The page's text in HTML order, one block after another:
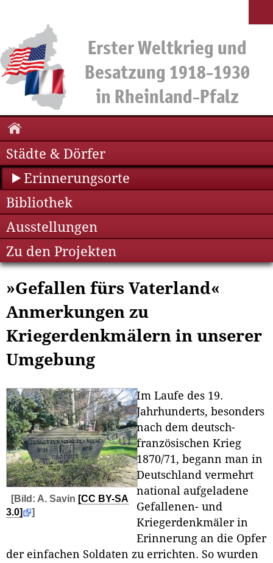
Städte & Dörfer
Erinnerungsorte
Bibliothek
Ausstellungen
Zu den Projekten
»Gefallen fürs Vaterland«
Anmerkungen zu
Kriegerdenkmälern in unserer
Umgebung
[Bild: A. Savin [CC BY-SA
3.0]
]
Im Laufe des 19.
Jahrhunderts, besonders
nach dem deutsch-
französischen Krieg
1870/71, begann man in
Deutschland vermehrt
national aufgeladene
Gefallenen- und
Kriegerdenkmäler in
Erinnerung an die Opfer
der einfachen Soldaten zu errichten. So wurden